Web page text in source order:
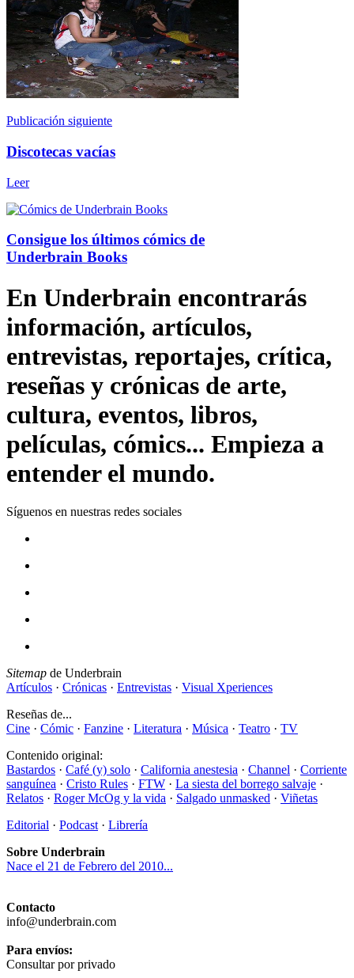
Publicación siguiente
Discotecas vacías
Leer
Consigue los últimos cómics de
Underbrain Books
En Underbrain encontrarás
información, artículos,
entrevistas, reportajes, crítica,
reseñas y crónicas de arte,
cultura, eventos, libros,
películas, cómics... Empieza a
entender el mundo.
Síguenos en nuestras redes sociales
Sitemap de Underbrain
Artículos · Crónicas · Entrevistas · Visual Xperiences
Reseñas de...
Cine · Cómic · Fanzine · Literatura · Música · Teatro · TV
Contenido original:
Bastardos · Café (y) solo · California anestesia · Channel · Corriente
sanguínea · Cristo Rules · FTW · La siesta del borrego salvaje ·
Relatos · Roger McOg y la vida · Salgado unmasked · Viñetas
Editorial · Podcast · Librería
Sobre Underbrain
Nace el 21 de Febrero del 2010...
Contacto
info@underbrain.com
Para envíos:
Consultar por privado